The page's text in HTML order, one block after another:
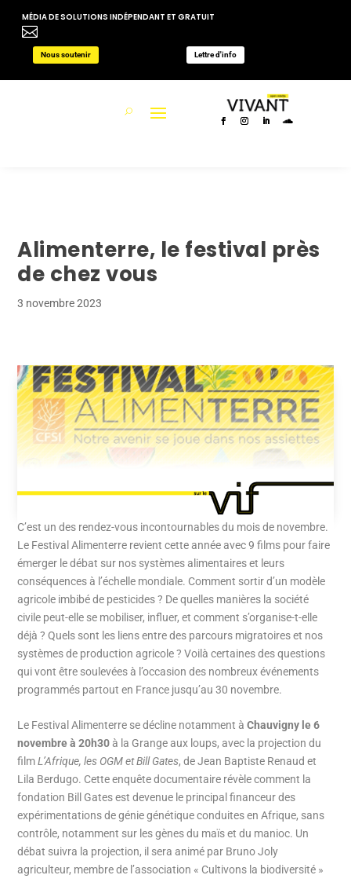
MÉDIA DE SOLUTIONS INDÉPENDANT ET GRATUIT

Nous soutenir Lettre d'info
Alimenterre, le festival près
de chez vous
3 novembre 2023
C’est un des rendez-vous incontournables du mois de novembre.
Le Festival Alimenterre revient cette année avec 9 films pour faire
émerger le débat sur nos systèmes alimentaires et leurs
conséquences à l’échelle mondiale. Comment sortir d’un modèle
agricole imbibé de pesticides ? De quelles manières la société
civile peut-elle se mobiliser, influer, et comment s’organise-t-elle
déjà ? Quels sont les liens entre des parcours migratoires et nos
systèmes de production agricole ? Voilà certaines des questions
qui vont être soulevées à l’occasion des nombreux événements
programmés partout en France jusqu’au 30 novembre.
Le Festival Alimenterre se décline notamment à Chauvigny le 6
novembre à 20h30à la Grange aux loups, avec la projection du
filmL’Afrique, les OGM et Bill Gates, de Jean Baptiste Renaud et
Lila Berdugo. Cette enquête documentaire révèle comment la
fondation Bill Gates est devenue le principal financeur des
expérimentations de génie génétique conduites en Afrique, sans
contrôle, notamment sur les gènes du maïs et du manioc. Un
débat suivra la projection, il sera animé par Bruno Joly
agriculteur, membre de l’association « Cultivons la biodiversité »